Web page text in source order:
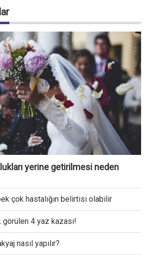
yerine getirilmesi neden
çok hastalığın belirtisi olabilir
görülen 4 yaz kazası!
nasıl yapılır?